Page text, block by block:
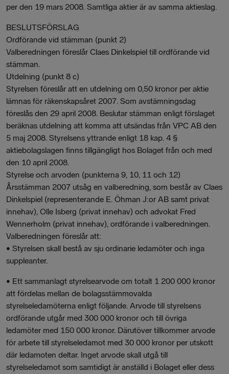
per den 19 mars 2008. Samtliga aktier är av samma aktieslag.
BESLUTSFÖRSLAG
Ordförande vid stämman (punkt 2)
Valberedningen föreslår Claes Dinkelspiel till ordförande vid
stämman.
Utdelning (punkt 8 c)
Styrelsen föreslår att en utdelning om 0,50 kronor per aktie
lämnas för räkenskapsåret 2007. Som avstämningsdag
föreslås den 29 april 2008. Beslutar stämman enligt förslaget
beräknas utdelning att komma att utsändas från VPC AB den
5 maj 2008. Styrelsens yttrande enligt 18 kap. 4 §
aktiebolagslagen finns tillgängligt hos Bolaget från och med
den 10 april 2008.
Styrelse och arvoden (punkterna 9, 10, 11 och 12)
Årsstämman 2007 utsåg en valberedning, som består av Claes
Dinkelspiel (representerande E. Öhman J:or AB samt privat
innehav), Olle Isberg (privat innehav) och advokat Fred
Wennerholm (privat innehav), ordförande i valberedningen.
Valberedningen föreslår att:
• Styrelsen skall bestå av sju ordinarie ledamöter och inga
suppleanter.
• Ett sammanlagt styrelsearvode om totalt 1 200 000 kronor
att fördelas mellan de bolagsstämmovalda
styrelseledamöterna enligt följande. Arvode till styrelsens
ordförande utgår med 300 000 kronor och till övriga
ledamöter med 150 000 kronor. Därutöver tillkommer arvode
för arbete till styrelseledamot med 30 000 kronor per utskott
där ledamoten deltar. Inget arvode skall utgå till
styrelseledamot som samtidigt är anställd i Bolaget eller dess